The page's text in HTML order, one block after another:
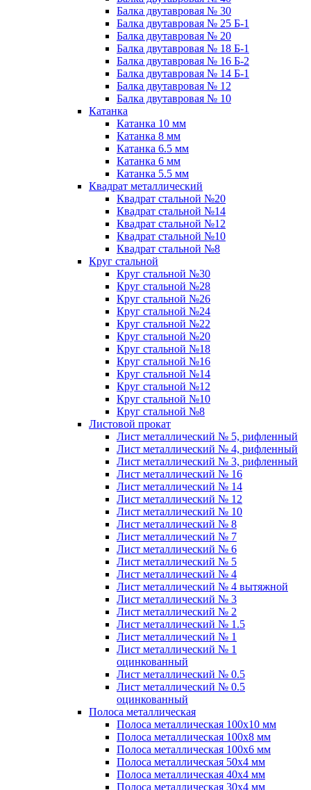
Балка двутавровая № 30
Балка двутавровая № 25 Б-1
Балка двутавровая № 20
Балка двутавровая № 18 Б-1
Балка двутавровая № 16 Б-2
Балка двутавровая № 14 Б-1
Балка двутавровая № 12
Балка двутавровая № 10
Катанка
Катанка 10 мм
Катанка 8 мм
Катанка 6.5 мм
Катанка 6 мм
Катанка 5.5 мм
Квадрат металлический
Квадрат стальной №20
Квадрат стальной №14
Квадрат стальной №12
Квадрат стальной №10
Квадрат стальной №8
Круг стальной
Круг стальной №30
Круг стальной №28
Круг стальной №26
Круг стальной №24
Круг стальной №22
Круг стальной №20
Круг стальной №18
Круг стальной №16
Круг стальной №14
Круг стальной №12
Круг стальной №10
Круг стальной №8
Листовой прокат
Лист металлический № 5, рифленный
Лист металлический № 4, рифленный
Лист металлический № 3, рифленный
Лист металлический № 16
Лист металлический № 14
Лист металлический № 12
Лист металлический № 10
Лист металлический № 8
Лист металлический № 7
Лист металлический № 6
Лист металлический № 5
Лист металлический № 4
Лист металлический № 4 вытяжной
Лист металлический № 3
Лист металлический № 2
Лист металлический № 1.5
Лист металлический № 1
Лист металлический № 1
оцинкованный
Лист металлический № 0.5
Лист металлический № 0.5
оцинкованный
Полоса металлическая
Полоса металлическая 100х10 мм
Полоса металлическая 100х8 мм
Полоса металлическая 100х6 мм
Полоса металлическая 50х4 мм
Полоса металлическая 40х4 мм
Полоса металлическая 30х4 мм